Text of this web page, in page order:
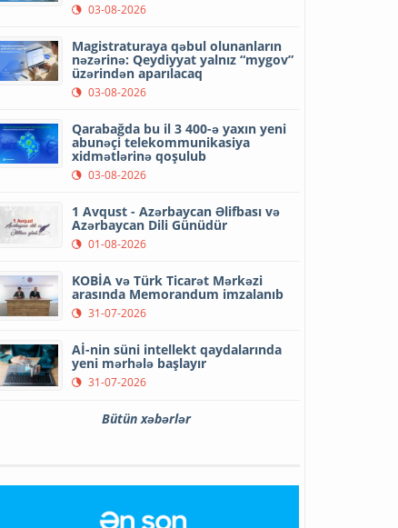
03-08-2026
Magistraturaya qəbul olunanların
nəzərinə: Qeydiyyat yalnız “mygov”
üzərindən aparılacaq
03-08-2026
Qarabağda bu il 3 400-ə yaxın yeni
abunəçi telekommunikasiya
xidmətlərinə qoşulub
03-08-2026
1 Avqust - Azərbaycan Əlifbası və
Azərbaycan Dili Günüdür
01-08-2026
KOBİA və Türk Ticarət Mərkəzi
arasında Memorandum imzalanıb
31-07-2026
Aİ-nin süni intellekt qaydalarında
yeni mərhələ başlayır
31-07-2026
Bütün xəbərlər